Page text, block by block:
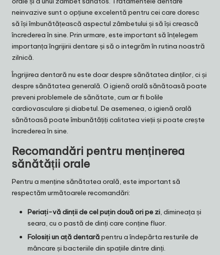
neinvazive sunt o opțiune excelentă pentru cei care doresc
să își îmbunătățească aspectul zâmbetului și să își crească
încrederea în sine. Prin urmare, este important să înțelegem
importanța îngrijirii dentare și să o integrăm în rutina noastră
zilnică.
Îngrijirea dentară nu este doar despre sănătatea dinților, ci și
despre sănătatea generală. O igienă orală sănătoasă poate
preveni problemele de sănătate, cum ar fi bolile
cardiovasculare și diabetul. De asemenea, o igienă orală
sănătoasă poate îmbunătățiți calitatea vieții și poate crește
încrederea în sine.
Recomandări pentru menținerea
sănătății orale
Pentru a menține sănătatea orală, este important să
respectăm următoarele recomandări:
Periați-vă dinții de cel puțin două ori pe zi, dimineața și
seara, cu o pastă de dinți care conține fluor.
Folosiți un ață dentarăpentru a îndepărta resturile de
mâncare și bacteriile din spațiile dintre dinți.